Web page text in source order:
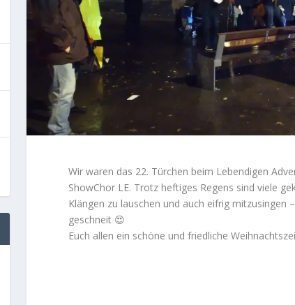
Wir waren das 22. Türchen beim Lebendigen
ShowChor LE. Trotz heftiges Regens sind viele
Klängen zu lauschen und auch eifrig
geschneit 😍
Euch allen ein schöne und friedliche